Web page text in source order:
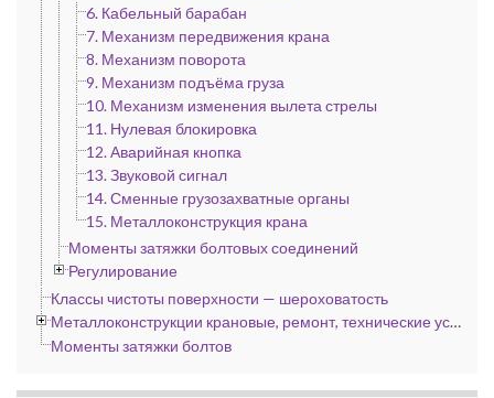
6. Кабельный барабан
7. Механизм передвижения крана
8. Механизм поворота
9. Механизм подъёма груза
10. Механизм изменения вылета стрелы
11. Нулевая блокировка
12. Аварийная кнопка
13. Звуковой сигнал
14. Сменные грузозахватные органы
15. Металлоконструкция крана
Моменты затяжки болтовых соединений
Регулирование
Классы чистоты поверхности — шероховатость
Металлоконструкции крановые, ремонт, технические условия
Моменты затяжки болтов